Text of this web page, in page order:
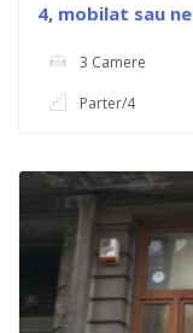
4, mobilat sau
3 Camere
Parter/4